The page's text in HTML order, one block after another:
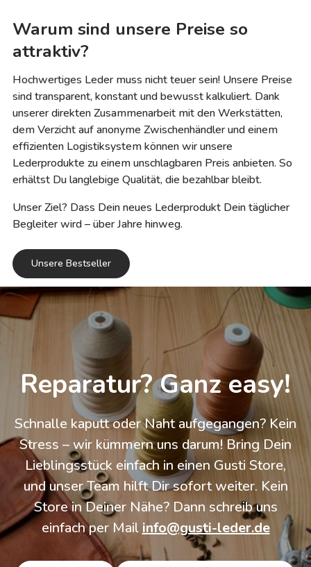
Warum sind unsere Preise so
attraktiv?
Hochwertiges Leder muss nicht teuer sein! Unsere Preise
sind transparent, konstant und bewusst kalkuliert. Dank
unserer direkten Zusammenarbeit mit den Werkstätten,
dem Verzicht auf anonyme Zwischenhändler und einem
effizienten Logistiksystem können wir unsere
Lederprodukte zu einem unschlagbaren Preis anbieten. So
erhältst Du langlebige Qualität, die bezahlbar bleibt.
Unser Ziel? Dass Dein neues Lederprodukt Dein täglicher
Begleiter wird – über Jahre hinweg.
Unsere Bestseller
Reparatur? Ganz easy!
Schnalle kaputt oder Naht aufgegangen? Kein
Stress – wir kümmern uns darum! Bring Dein
Lieblingsstück einfach in einen Gusti Store,
und unser Team hilft Dir sofort weiter. Kein
Store in Deiner Nähe? Dann schreib uns
einfach per Mail info@gusti-leder.de